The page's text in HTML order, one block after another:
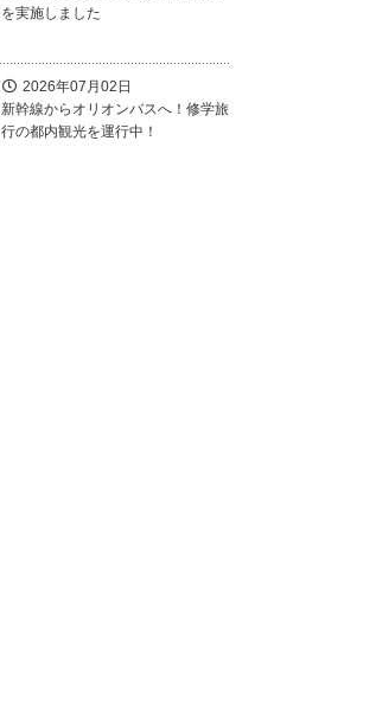
を実施しました
2026年07月02日
新幹線からオリオンバスへ！修学旅
行の都内観光を運行中！